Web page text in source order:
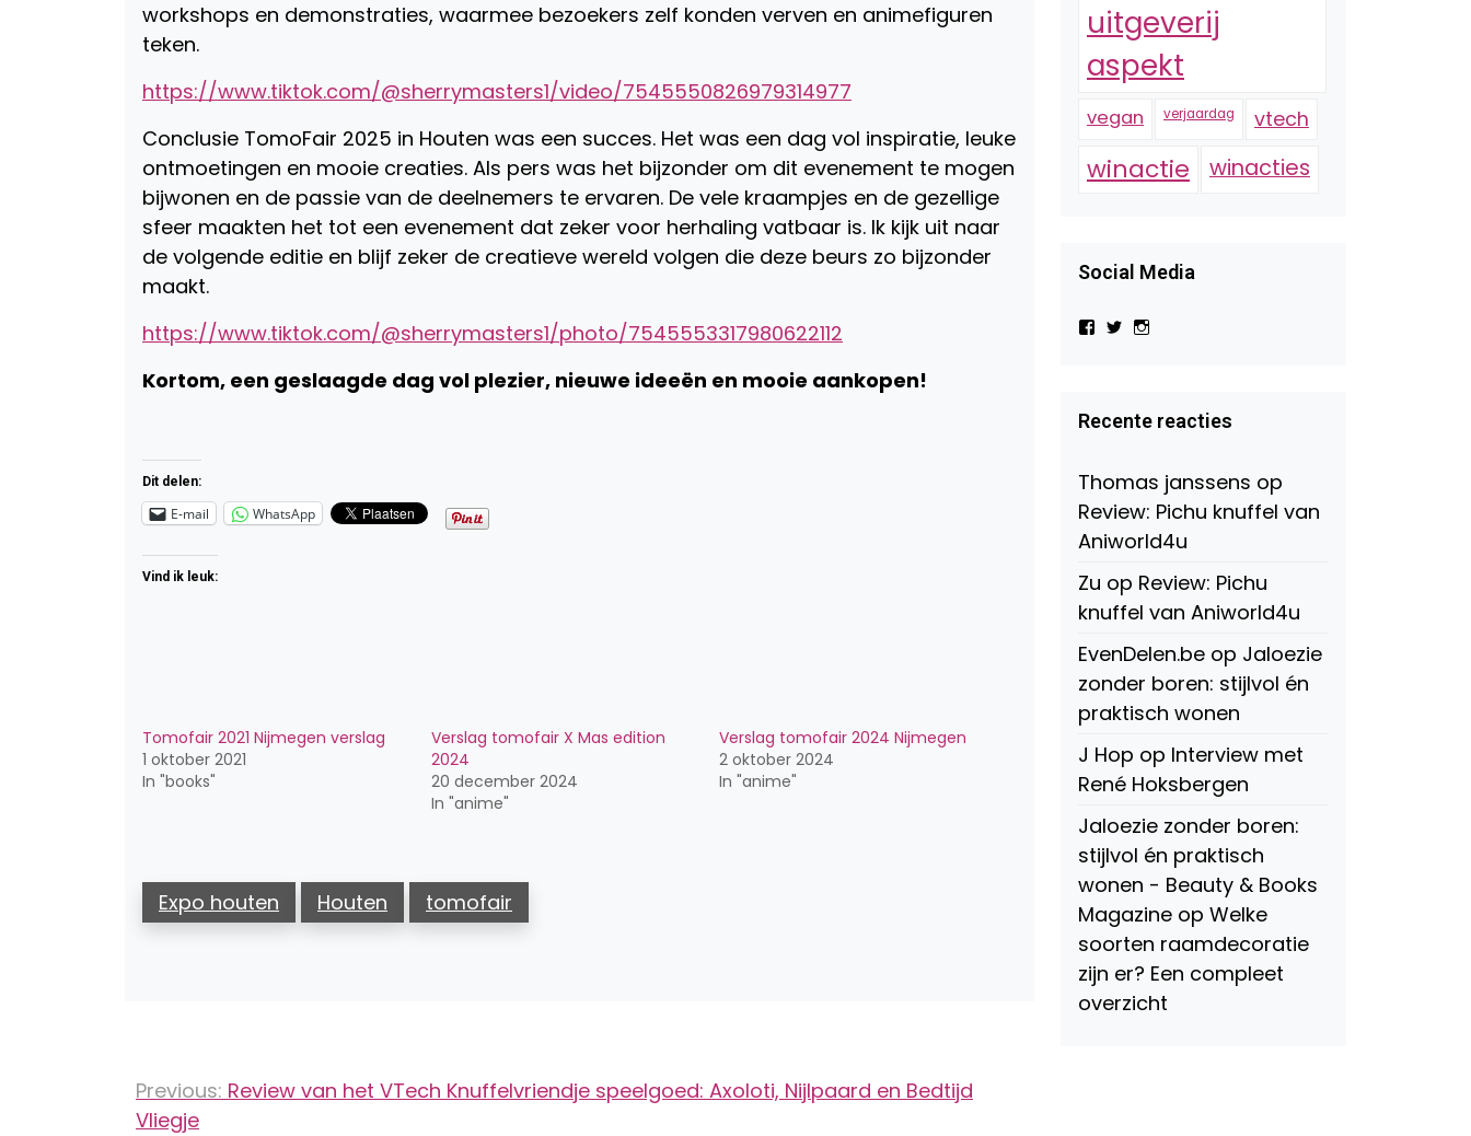
workshops en demonstraties, waarmee bezoekers zelf konden verven en animefiguren
teken.
https://www.tiktok.com/@sherrymasters1/video/7545550826979314977
Conclusie TomoFair 2025 in Houten was een succes. Het was een dag vol inspiratie, leuke
ontmoetingen en mooie creaties. Als pers was het bijzonder om dit evenement te mogen
bijwonen en de passie van de deelnemers te ervaren. De vele kraampjes en de gezellige
sfeer maakten het tot een evenement dat zeker voor herhaling vatbaar is. Ik kijk uit naar
de volgende editie en blijf zeker de creatieve wereld volgen die deze beurs zo bijzonder
maakt.
https://www.tiktok.com/@sherrymasters1/photo/7545553317980622112
Kortom, een geslaagde dag vol plezier, nieuwe ideeën en mooie aankopen!
Dit delen:
E-mail WhatsApp
Vind ik leuk:
Tomofair 2021 Nijmegen verslag
1 oktober 2021
In "books"
Verslag tomofair X Mas edition
2024
20 december 2024
In "anime"
Verslag tomofair 2024 Nijmegen
2 oktober 2024
In "anime"
Expo houten Houten tomofair
Bericht
navigatie
Previous: Review van het VTech Knuffelvriendje speelgoed: Axoloti, Nijlpaard en Bedtijd
Vliegje
uitgeverij
aspekt
vegan verjaardag vtech
winactie winacties
Social Media
Bekijk
Beauty-
147775071915783/?
Facebook
Bekijk
op
Twitter
op
Instagram
Recente reacties
Thomas janssens op
Review: Pichu knuffel van
Aniworld4u
Zu op Review: Pichu
knuffel van Aniworld4u
EvenDelen.be op Jaloezie
zonder boren: stijlvol én
praktisch wonen
J Hop op Interview met
René Hoksbergen
Jaloezie zonder boren:
stijlvol én praktisch
wonen - Beauty & Books
Magazine op Welke
soorten raamdecoratie
zijn er? Een compleet
overzicht